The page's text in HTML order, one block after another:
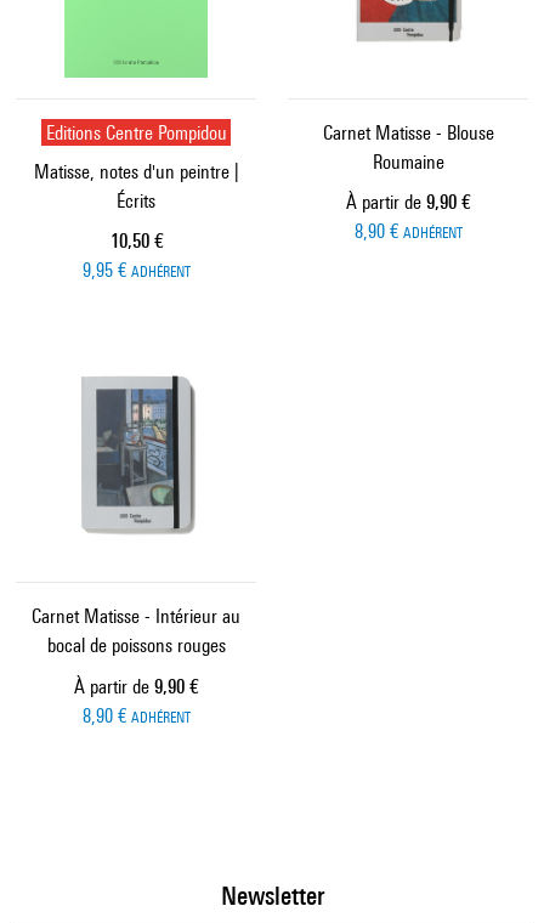
Editions Centre Pompidou
Matisse, notes d'un peintre |
Écrits
Prix ​​actuel
10,50 €
9,95 € ADHÉRENT
Carnet Matisse - Blouse
Roumaine
À partir de Prix ​​actuel
9,90 €
8,90 € ADHÉRENT
Carnet Matisse - Intérieur au
bocal de poissons rouges
À partir de Prix ​​actuel
9,90 €
8,90 € ADHÉRENT
Newsletter